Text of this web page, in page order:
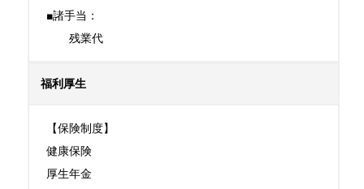
■諸手当：
残業代
福利厚生
【保険制度】
健康保険
厚生年金